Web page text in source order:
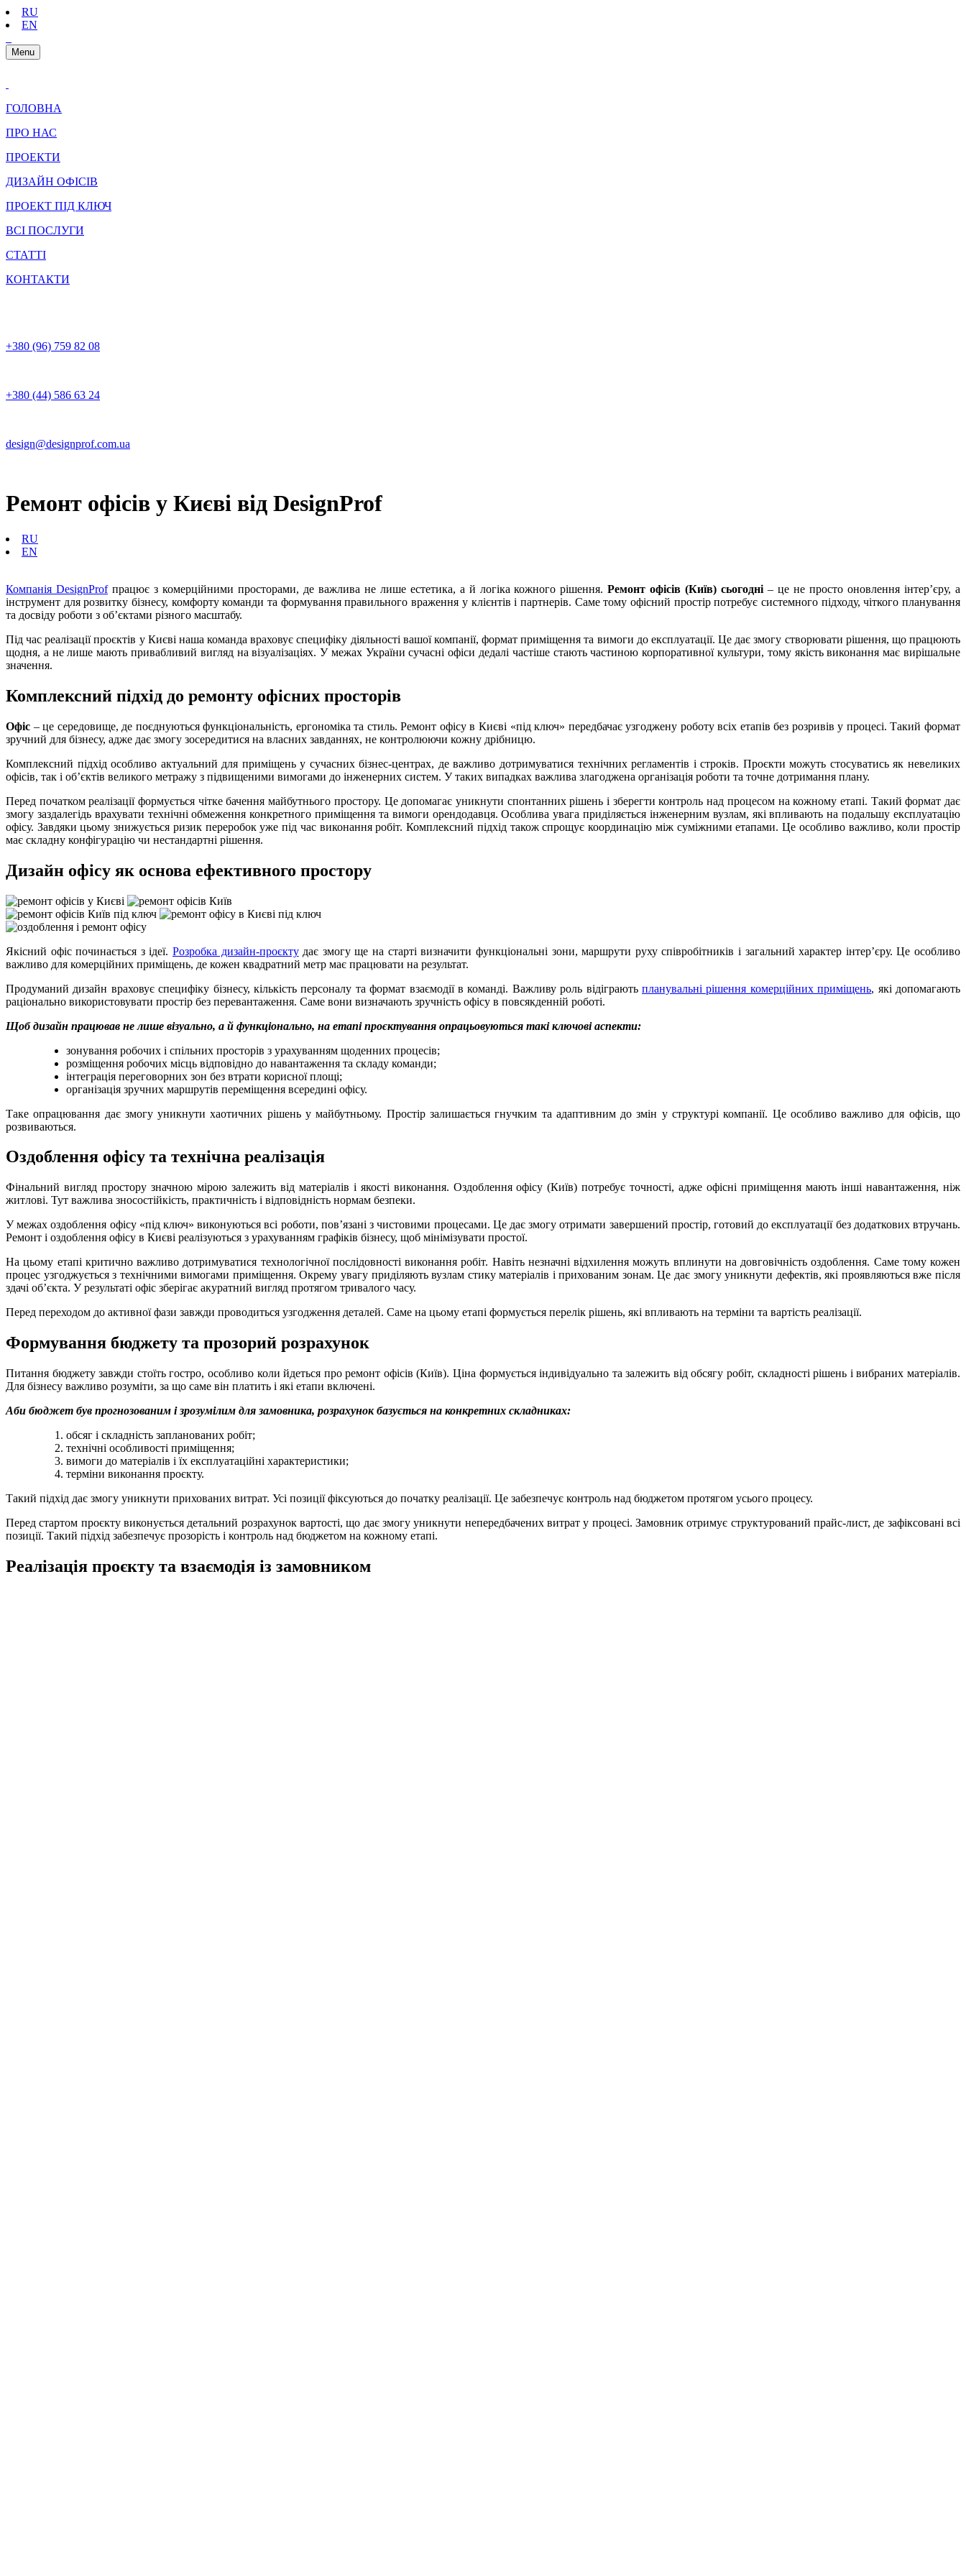
RU
EN
Menu
ГОЛОВНА
ПРО НАС
ПРОЕКТИ
ДИЗАЙН ОФІСІВ
ПРОЕКТ ПІД КЛЮЧ
ВСІ ПОСЛУГИ
СТАТТІ
КОНТАКТИ
+380 (96) 759 82 08
+380 (44) 586 63 24
design@designprof.com.ua
Ремонт офісів у Києві від DesignProf
RU
EN
Компанія DesignProfпрацює з комерційними просторами, де важлива не лише естетика, а й логіка кожного рішення.Ремонт офісів (Київ) сьогодні – це не просто оновлення інтер’єру, а
інструмент для розвитку бізнесу, комфорту команди та формування правильного враження у клієнтів і партнерів. Саме тому офісний простір потребує системного підходу, чіткого планування
та досвіду роботи з об’єктами різного масштабу.
Під час реалізації проєктів у Києві наша команда враховує специфіку діяльності вашої компанії, формат приміщення та вимоги до експлуатації. Це дає змогу створювати рішення, що працюють
щодня, а не лише мають привабливий вигляд на візуалізаціях. У межах України сучасні офіси дедалі частіше стають частиною корпоративної культури, тому якість виконання має вирішальне
значення.
Комплексний підхід до ремонту офісних просторів
Офіс – це середовище, де поєднуються функціональність, ергономіка та стиль. Ремонт офісу в Києві «під ключ» передбачає узгоджену роботу всіх етапів без розривів у процесі. Такий формат
зручний для бізнесу, адже дає змогу зосередитися на власних завданнях, не контролюючи кожну дрібницю.
Комплексний підхід особливо актуальний для приміщень у сучасних бізнес-центрах, де важливо дотримуватися технічних регламентів і строків. Проєкти можуть стосуватись як невеликих
офісів, так і об’єктів великого метражу з підвищеними вимогами до інженерних систем. У таких випадках важлива злагоджена організація роботи та точне дотримання плану.
Перед початком реалізації формується чітке бачення майбутнього простору. Це допомагає уникнути спонтанних рішень і зберегти контроль над процесом на кожному етапі. Такий формат дає
змогу заздалегідь врахувати технічні обмеження конкретного приміщення та вимоги орендодавця. Особлива увага приділяється інженерним вузлам, які впливають на подальшу експлуатацію
офісу. Завдяки цьому знижується ризик переробок уже під час виконання робіт. Комплексний підхід також спрощує координацію між суміжними етапами. Це особливо важливо, коли простір
має складну конфігурацію чи нестандартні рішення.
Дизайн офісу як основа ефективного простору
Якісний офіс починається з ідеї.Розробка дизайн-проєктудає змогу ще на старті визначити функціональні зони, маршрути руху співробітників і загальний характер інтер’єру. Це особливо
важливо для комерційних приміщень, де кожен квадратний метр має працювати на результат.
Продуманий дизайн враховує специфіку бізнесу, кількість персоналу та формат взаємодії в команді. Важливу роль відіграють планувальні рішення комерційних приміщень, які допомагають
раціонально використовувати простір без перевантаження. Саме вони визначають зручність офісу в повсякденній роботі.
Щоб дизайн працював не лише візуально, а й функціонально, на етапі проєктування опрацьовуються такі ключові аспекти:
зонування робочих і спільних просторів з урахуванням щоденних процесів;
розміщення робочих місць відповідно до навантаження та складу команди;
інтеграція переговорних зон без втрати корисної площі;
організація зручних маршрутів переміщення всередині офісу.
Таке опрацювання дає змогу уникнути хаотичних рішень у майбутньому. Простір залишається гнучким та адаптивним до змін у структурі компанії. Це особливо важливо для офісів, що
розвиваються.
Оздоблення офісу та технічна реалізація
Фінальний вигляд простору значною мірою залежить від матеріалів і якості виконання. Оздоблення офісу (Київ) потребує точності, адже офісні приміщення мають інші навантаження, ніж
житлові. Тут важлива зносостійкість, практичність і відповідність нормам безпеки.
У межах оздоблення офісу «під ключ» виконуються всі роботи, пов’язані з чистовими процесами. Це дає змогу отримати завершений простір, готовий до експлуатації без додаткових втручань.
Ремонт і оздоблення офісу в Києві реалізуються з урахуванням графіків бізнесу, щоб мінімізувати простої.
На цьому етапі критично важливо дотримуватися технологічної послідовності виконання робіт. Навіть незначні відхилення можуть вплинути на довговічність оздоблення. Саме тому кожен
процес узгоджується з технічними вимогами приміщення. Окрему увагу приділяють вузлам стику матеріалів і прихованим зонам. Це дає змогу уникнути дефектів, які проявляються вже після
здачі об’єкта. У результаті офіс зберігає акуратний вигляд протягом тривалого часу.
Перед переходом до активної фази завжди проводиться узгодження деталей. Саме на цьому етапі формується перелік рішень, які впливають на терміни та вартість реалізації.
Формування бюджету та прозорий розрахунок
Питання бюджету завжди стоїть гостро, особливо коли йдеться про ремонт офісів (Київ). Ціна формується індивідуально та залежить від обсягу робіт, складності рішень і вибраних матеріалів.
Для бізнесу важливо розуміти, за що саме він платить і які етапи включені.
Аби бюджет був прогнозованим і зрозумілим для замовника, розрахунок базується на конкретних складниках:
обсяг і складність запланованих робіт;
технічні особливості приміщення;
вимоги до матеріалів і їх експлуатаційні характеристики;
терміни виконання проєкту.
Такий підхід дає змогу уникнути прихованих витрат. Усі позиції фіксуються до початку реалізації. Це забезпечує контроль над бюджетом протягом усього процесу.
Перед стартом проєкту виконується детальний розрахунок вартості, що дає змогу уникнути непередбачених витрат у процесі. Замовник отримує структурований прайс-лист, де зафіксовані всі
позиції. Такий підхід забезпечує прозорість і контроль над бюджетом на кожному етапі.
Реалізація проєкту та взаємодія із замовником